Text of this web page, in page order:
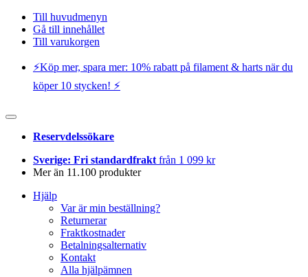
Till huvudmenyn
Gå till innehållet
Till varukorgen
⚡️Köp mer, spara mer: 10% rabatt på filament & harts när du
köper 10 stycken! ⚡️
Reservdelssökare
Sverige: Fri standardfrakt från 1 099 kr
Mer än 11.100 produkter
Hjälp
Var är min beställning?
Returnerar
Fraktkostnader
Betalningsalternativ
Kontakt
Alla hjälpämnen